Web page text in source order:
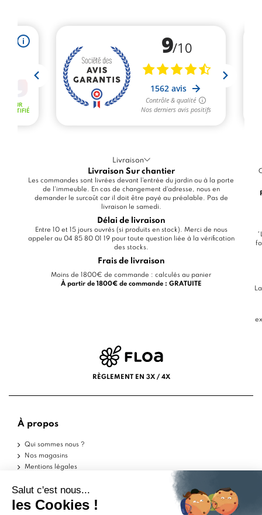
Livraison
Livraison Sur chantier
Les commandes sont livrées devant l'entrée du jardin ou à la porte
de l'immeuble. En cas de changement d'adresse, nous en
demander le surcoût car il doit être payé au préalable. Pas de
livraison le samedi.
Délai de livraison
Entre 10 et 15 jours ouvrés (si produits en stock). Merci de nous
appeler au 04 85 80 01 19 pour toute question liée à la vérification
des stocks.
Frais de livraison
Moins de 1800€ de commande : calculés au panier
À partir de 1800€ de commande : GRATUITE
RÈGLEMENT EN 3X / 4X
À propos
Qui sommes nous ?
Nos magasins
Mentions légales
Politique de confidentialité
Aide